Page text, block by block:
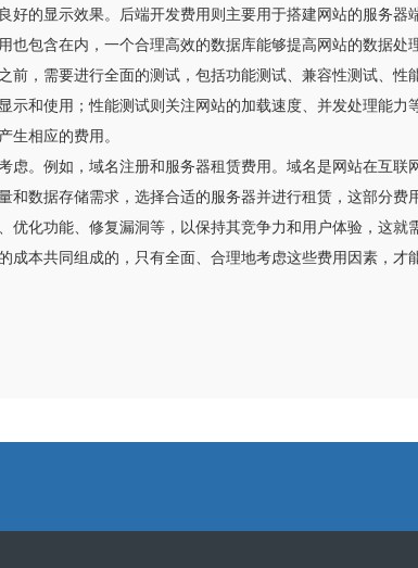
好的显示效果。后端开发费用则主要用于搭建网站的服务
也包含在内，一个合理高效的数据库能够提高网站的数据处
前，需要进行全面的测试，包括功能测试、兼容性测试、
示和使用；性能测试则关注网站的加载速度、并发处理能
生相应的费用。
虑。例如，域名注册和服务器租赁费用。域名是网站在互
和数据存储需求，选择合适的服务器并进行租赁，这部分
优化功能、修复漏洞等，以保持其竞争力和用户体验，这就
成本共同组成的，只有全面、合理地考虑这些费用因素，才